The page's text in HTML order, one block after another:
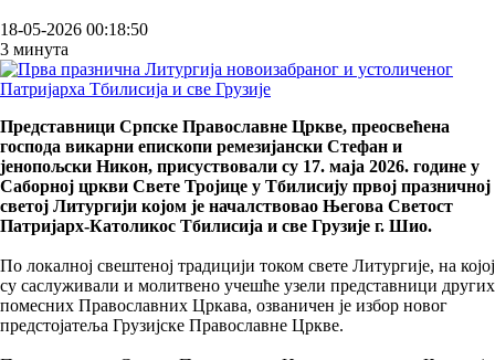
18-05-2026 00:18:50
3 минута
Представници Српске Православне Цркве, преосвећена
господа викарни епископи ремезијански Стефан и
јенопољски Никон, присуствовали су 17. маја 2026. године у
Саборној цркви Свете Тројице у Тбилисију првој празничној
светој Литургији којом је началствовао Његова Светост
Патријарх-Католикос Тбилисија и све Грузије г. Шио.
По локалној свештеној традицији током свете Литургије, на којој
су саслуживали и молитвено учешће узели представници других
помесних Православних Цркава, озваничен је избор новог
предстојатеља Грузијске Православне Цркве.